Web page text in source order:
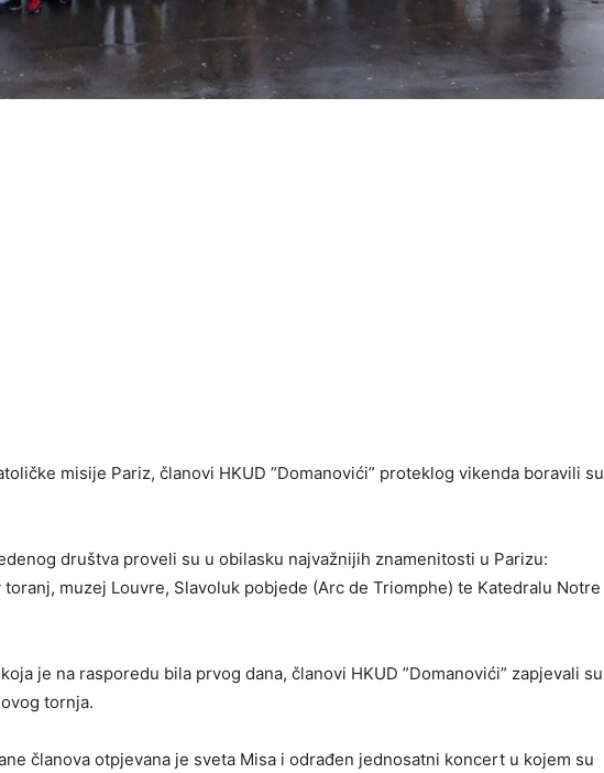
misije Pariz, članovi HKUD ”Domanovići” proteklog vikenda boravili su
društva proveli su u obilasku najvažnijih znamenitosti u Parizu:
muzej Louvre, Slavoluk pobjede (Arc de Triomphe) te Katedralu Notre
je na rasporedu bila prvog dana, članovi HKUD ”Domanovići” zapjevali su
tornja.
članova otpjevana je sveta Misa i odrađen jednosatni koncert u kojem su